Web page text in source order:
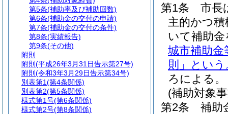
第1条
市長
主的かつ
いて補助
城市補助金
則」という
ろによる。
(補助対象
第2条
補助
第5条(補助率及び補助回数)
第6条(補助金の交付の申請)
第7条(補助金の交付の条件)
第8条(実績報告)
第9条(その他)
附則
附則 (平成26年3月31日告示第27号)
附則 (令和3年3月29日告示第34号)
別表第1(第4条関係)
別表第2(第5条関係)
様式第1号(第6条関係)
様式第2号(第8条関係)